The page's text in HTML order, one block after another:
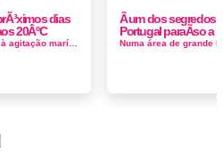
dias
20ÂºC
Ã um dos
Portugal paraÃ­so a